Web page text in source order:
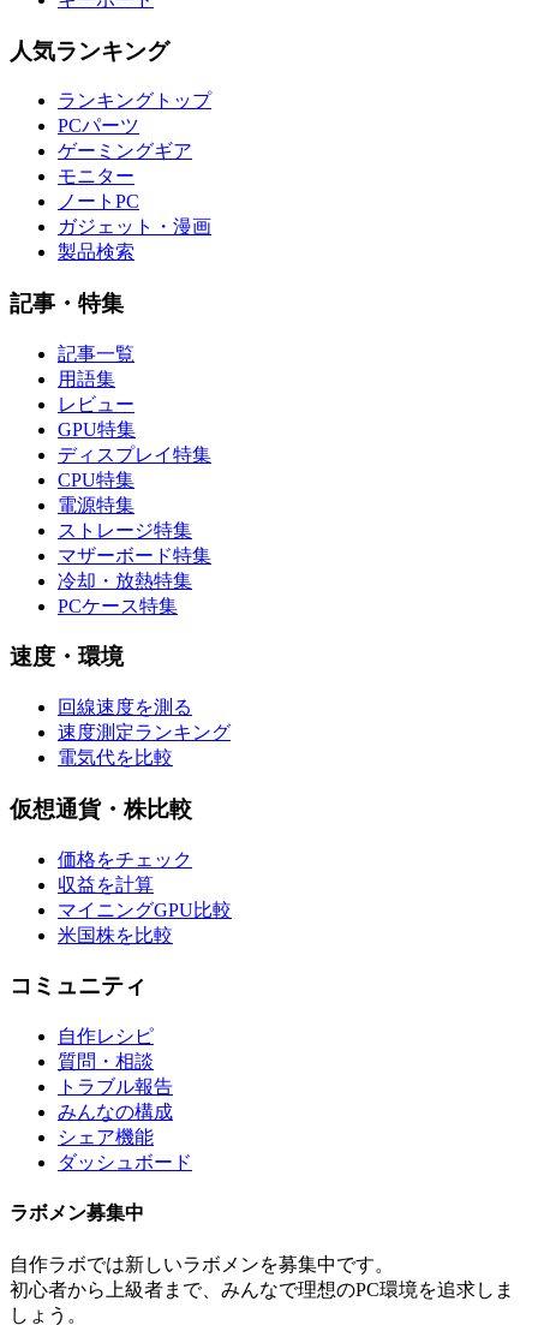
人気ランキング
ランキングトップ
PCパーツ
ゲーミングギア
モニター
ノートPC
ガジェット・漫画
製品検索
記事・特集
記事一覧
用語集
レビュー
GPU特集
ディスプレイ特集
CPU特集
電源特集
ストレージ特集
マザーボード特集
冷却・放熱特集
PCケース特集
速度・環境
回線速度を測る
速度測定ランキング
電気代を比較
仮想通貨・株比較
価格をチェック
収益を計算
マイニングGPU比較
米国株を比較
コミュニティ
自作レシピ
質問・相談
トラブル報告
みんなの構成
シェア機能
ダッシュボード
ラボメン募集中
自作ラボでは新しいラボメンを募集中です。
初心者から上級者まで、みんなで理想のPC環境を追求しま
しょう。